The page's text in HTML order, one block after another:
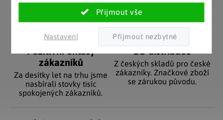
Nastavení
do schránky.
Pozitivní ohlasy
zákazníků
Za desítky let na trhu jsme
nasbírali stovky tisíc
spokojených zákazníků.
EU distribuce
Z českých skladů pro české
zákazníky. Značkové zboží
se zárukou původu.